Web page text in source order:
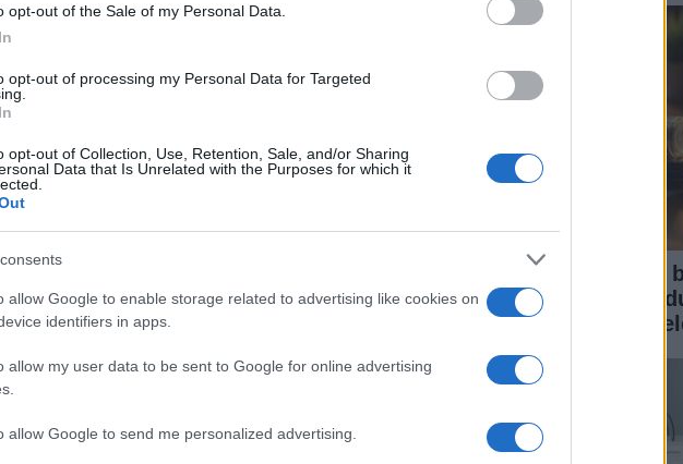
opt-out of the Sale of my Personal Data.
opt-out of processing my Personal Data for Targeted
opt-out of Collection, Use, Retention, Sale, and/or Sharing
Data that Is Unrelated with the Purposes for which it
allow Google to enable storage related to advertising like cookies on
identifiers in apps.
allow my user data to be sent to Google for online advertising
allow Google to send me personalized advertising.
como elMerivadispone de un ambiente interior
al alcance y cualquier acción es sencilla de
en el interior y en los asientos que nunca la marca
por algo destaca este modelo es por su solucion
a la hora de la entrada al vehñiculo, tanto en la
gracias al sistema de apertura FlexDoor (de casi
Este diseño optimiza el tamaño de la apertura de la
la rueda trasera. Al colocar las bisagras de la
y salida, así como el espacio del coche es
destacar de esta nueva generación del
ya os comentamos, son la multitud de huecos
que lo hacen especialmente apropiado para
de cambios más elevada y gracias a la
(desaparece la palanca), se gana espacio en
Guía para comparar
asistencias a la
garantía en coches